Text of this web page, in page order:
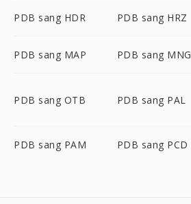
PDB sang HDR PDB sang HRZ
PDB sang MAP PDB sang MNG
PDB sang OTB PDB sang PAL
PDB sang PAM PDB sang PCD